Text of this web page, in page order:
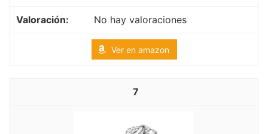
No hay valoraciones
Ver en amazon
7